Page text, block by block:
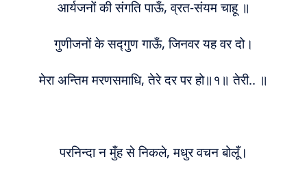
आर्यजनों की संगति पाऊँ, व्रत-संयम चाहू ॥
गुणीजनों के सद्गुण गाऊँ, जिनवर यह वर दो।
मेरा अन्तिम मरणसमाधि, तेरे दर पर हो॥१॥ तेरी.. ॥
परनिन्दा न मुँह से निकले, मधुर वचन बोलूँ।